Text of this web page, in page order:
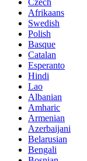
Czech
Afrikaans
Swedish
Polish
Basque
Catalan
Esperanto
Hindi
Lao
Albanian
Amharic
Armenian
Azerbaijani
Belarusian
Bengali